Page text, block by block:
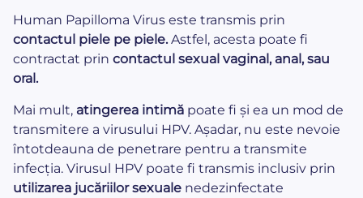
Human Papilloma Virus este transmis prin
contactul piele pe piele.Astfel, acesta poate fi
contractat prin contactul sexual vaginal, anal, sau
oral.
Mai mult, atingerea intimă poate fi și ea un mod de
transmitere a virusului HPV. Așadar, nu este nevoie
întotdeauna de penetrare pentru a transmite
infecția. Virusul HPV poate fi transmis inclusiv prin
utilizarea jucăriilor sexuale nedezinfectate